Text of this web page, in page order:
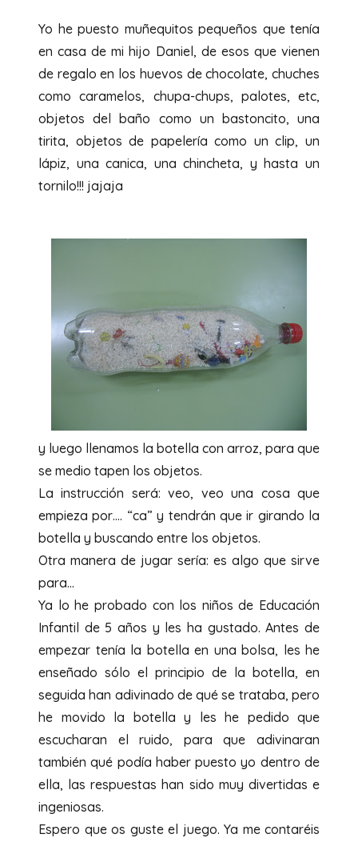
Yo he puesto muñequitos pequeños que tenía
en casa de mi hijo Daniel, de esos que vienen
de regalo en los huevos de chocolate, chuches
como caramelos, chupa-chups, palotes, etc,
objetos del baño como un bastoncito, una
tirita, objetos de papelería como un clip, un
lápiz, una canica, una chincheta, y hasta un
tornilo!!! jajaja
y luego llenamos la botella con arroz, para que
se medio tapen los objetos.
La instrucción será: veo, veo una cosa que
empieza por…. “ca” y tendrán que ir girando la
botella y buscando entre los objetos.
Otra manera de jugar sería: es algo que sirve
para…
Ya lo he probado con los niños de Educación
Infantil de 5 años y les ha gustado. Antes de
empezar tenía la botella en una bolsa, les he
enseñado sólo el principio de la botella, en
seguida han adivinado de qué se trataba, pero
he movido la botella y les he pedido que
escucharan el ruido, para que adivinaran
también qué podía haber puesto yo dentro de
ella, las respuestas han sido muy divertidas e
ingeniosas.
Espero que os guste el juego. Ya me contaréis